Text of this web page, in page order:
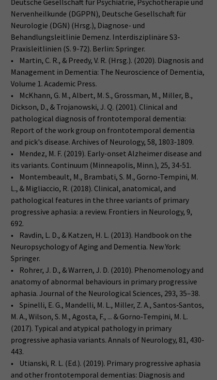
Deutsche Gesellschaft für Psychiatrie, Psychotherapie und
Nervenheilkunde (DGPPN), Deutsche Gesellschaft für
Neurologie (DGN) (Hrsg.), Diagnose- und
Behandlungsleitlinie Demenz. Interdisziplinäre S3-
Praxisleitlinien (S. 9-72). Berlin: Springer.
• Martin, C. R., & Preedy, V. R. (Hrsg.). (2020). Diagnosis and
Management in Dementia: The Neuroscience of Dementia,
Volume 1. Academic Press.
• McKhann, G. M., Albert, M. S., Grossman, M., Miller, B.,
Dickson, D., & Trojanowski, J. Q. (2001). Clinical and
pathological diagnosis of frontotemporal dementia:
Report of the work group on frontotemporal dementia
and pick's disease. Archives of Neurology, 58, 1803-1809.
• Mendez, M. F. (2019). Early-onset Alzheimer disease and
its variants. Continuum (Minneapolis, Minn.), 25, 34-51.
• Montembeault, M., Brambati, S. M., Gorno-Tempini, M.
L., & Migliaccio, R. (2018). Clinical, anatomical, and
pathological features in the three variants of primary
progressive aphasia: a review. Frontiers in Neurology, 9,
692.
• Ravdin, L. D., & Katzen, H. L. (2013). Handbook on the
Neuropsychology of Aging and Dementia. New York:
Springer.
• Rohrer, J. D., & Warren, J. D. (2010). Phenomenology and
anatomy of abnormal behaviours in primary progressive
aphasia. Journal of the Neurological Sciences, 293, 35–38.
• Spinelli, E. G., Mandelli, M. L., Miller, Z. A., Santos‐Santos,
M. A., Wilson, S. M., Agosta, F., ... & Gorno‐Tempini, M. L.
(2017). Typical and atypical pathology in primary
progressive aphasia variants. Annals of Neurology, 81, 430-
443.
• Utianski, R. L. (Ed.). (2019). Primary progressive aphasia
and other frontotemporal dementias: Diagnosis and